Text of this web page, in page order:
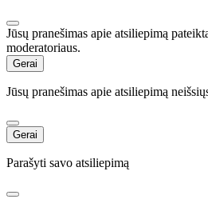
Jūsų pranešimas apie atsiliepimą
moderatoriaus.
Gerai
Jūsų pranešimas apie atsiliepimą
Gerai
Parašyti savo atsiliepimą